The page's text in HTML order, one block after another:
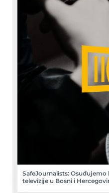
SafeJournalists:
televizije u Bosni i